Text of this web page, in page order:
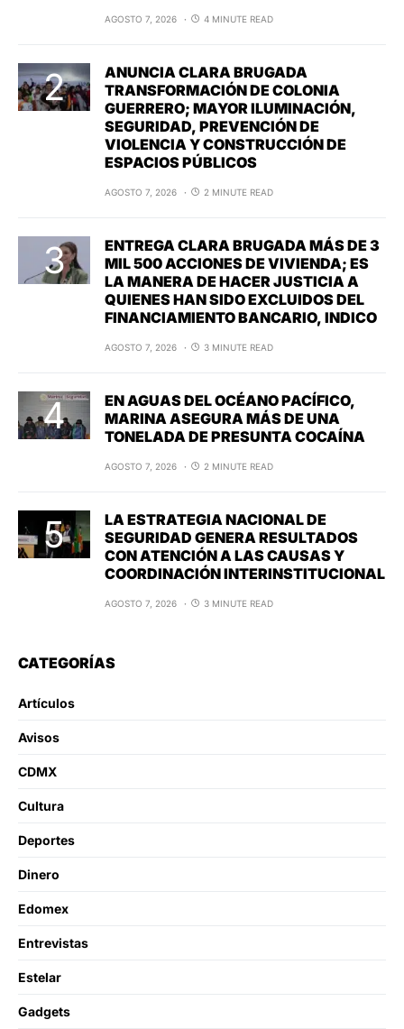
AGOSTO 7, 2026 4 MINUTE READ
ANUNCIA CLARA BRUGADA
TRANSFORMACIÓN DE COLONIA
GUERRERO; MAYOR ILUMINACIÓN,
SEGURIDAD, PREVENCIÓN DE
VIOLENCIA Y CONSTRUCCIÓN DE
ESPACIOS PÚBLICOS
AGOSTO 7, 2026 2 MINUTE READ
ENTREGA CLARA BRUGADA MÁS DE 3
MIL 500 ACCIONES DE VIVIENDA; ES
LA MANERA DE HACER JUSTICIA A
QUIENES HAN SIDO EXCLUIDOS DEL
FINANCIAMIENTO BANCARIO, INDICO
AGOSTO 7, 2026 3 MINUTE READ
EN AGUAS DEL OCÉANO PACÍFICO,
MARINA ASEGURA MÁS DE UNA
TONELADA DE PRESUNTA COCAÍNA
AGOSTO 7, 2026 2 MINUTE READ
LA ESTRATEGIA NACIONAL DE
SEGURIDAD GENERA RESULTADOS
CON ATENCIÓN A LAS CAUSAS Y
COORDINACIÓN INTERINSTITUCIONAL
AGOSTO 7, 2026 3 MINUTE READ
CATEGORÍAS
Artículos
Avisos
CDMX
Cultura
Deportes
Dinero
Edomex
Entrevistas
Estelar
Gadgets